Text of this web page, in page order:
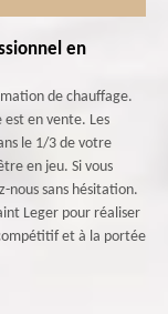
en
de chauffage.
est en vente. Les
le 1/3 de votre
en jeu. Si vous
nous sans hésitation.
Leger pour réaliser
et à la portée